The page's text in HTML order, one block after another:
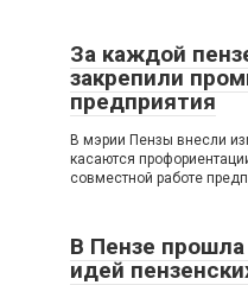
За каждой
закрепили
предприятия
В мэрии Пензы внесли
касаются
совместной работе
В Пензе
идей